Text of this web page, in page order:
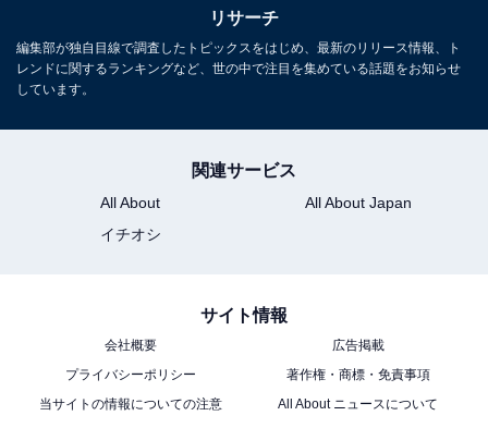
リサーチ
編集部が独自目線で調査したトピックスをはじめ、最新のリリース情報、ト
レンドに関するランキングなど、世の中で注目を集めている話題をお知らせ
しています。
関連サービス
All About
All About Japan
イチオシ
サイト情報
会社概要
広告掲載
プライバシーポリシー
著作権・商標・免責事項
当サイトの情報についての注意
All About ニュースについて